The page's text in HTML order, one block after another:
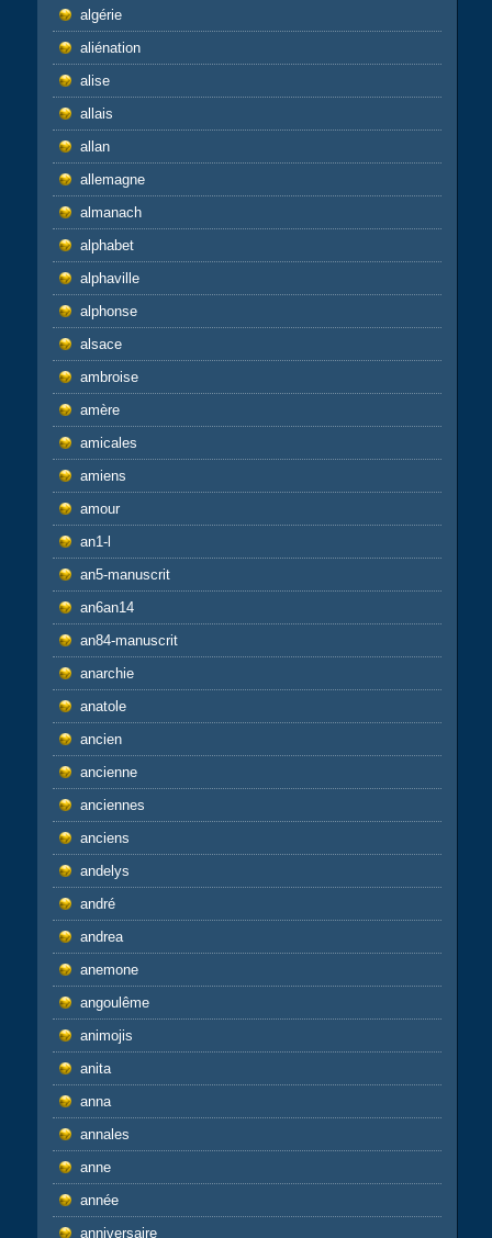
algérie
aliénation
alise
allais
allan
allemagne
almanach
alphabet
alphaville
alphonse
alsace
ambroise
amère
amicales
amiens
amour
an1-l
an5-manuscrit
an6an14
an84-manuscrit
anarchie
anatole
ancien
ancienne
anciennes
anciens
andelys
andré
andrea
anemone
angoulême
animojis
anita
anna
annales
anne
année
anniversaire